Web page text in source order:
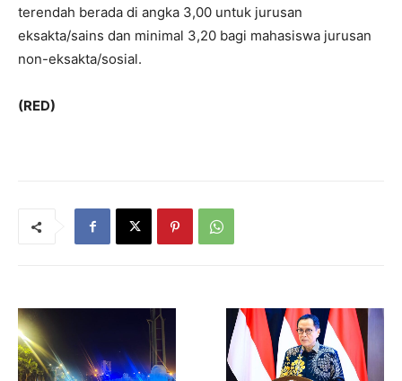
terendah berada di angka 3,00 untuk jurusan
eksakta/sains dan minimal 3,20 bagi mahasiswa jurusan
non-eksakta/sosial.
(RED)